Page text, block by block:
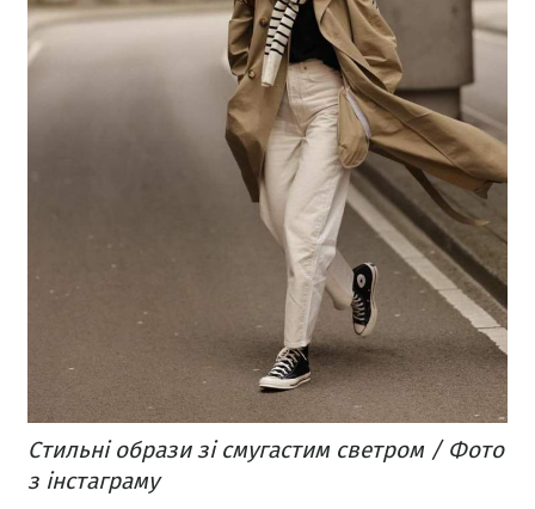
Стильні образи зі смугастим светром / Фото
з інстаграму